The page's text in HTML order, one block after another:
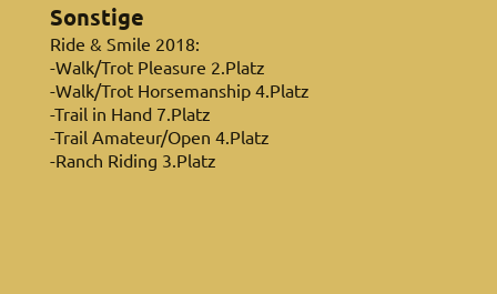
Sonstige
Ride & Smile 2018:
-Walk/Trot Pleasure 2.Platz
-Walk/Trot Horsemanship 4.Platz
-Trail in Hand 7.Platz
-Trail Amateur/Open 4.Platz
-Ranch Riding 3.Platz